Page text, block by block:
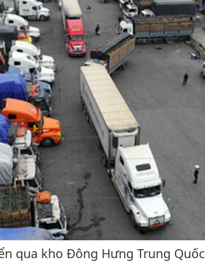
qua kho Đông Hưng Trung Quốc